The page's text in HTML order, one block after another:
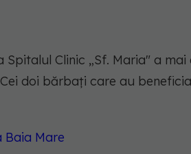
Spitalul Clinic „Sf. Maria" a
doi bărbaţi care au
Baia Mare